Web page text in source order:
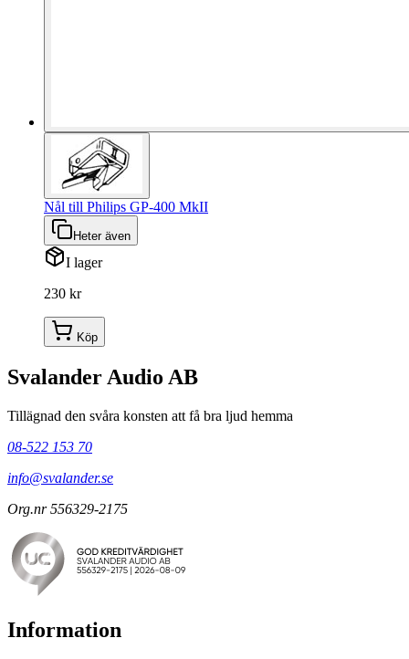
Nål till Philips GP-400 MkII
Heter även
I lager
230 kr
Köp
Svalander Audio AB
Tillägnad den svåra konsten att få bra ljud hemma
08-522 153 70
info@svalander.se
Org.nr 556329-2175
Information